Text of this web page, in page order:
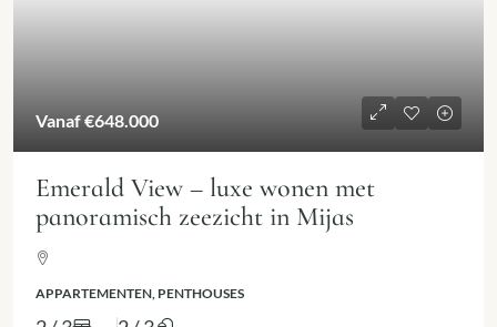
Vanaf€648.000
Emerald View – luxe wonen met
panoramisch zeezicht in Mijas
APPARTEMENTEN, PENTHOUSES